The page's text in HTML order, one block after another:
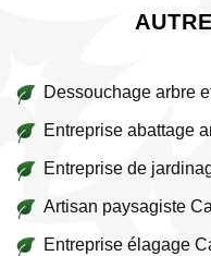
Dessouchage arbre
Entreprise abattage
Entreprise de
Artisan paysagiste
Entreprise élagage